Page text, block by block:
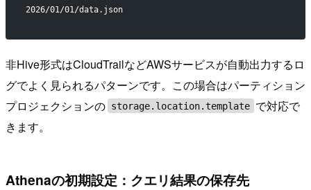
2026/01/01/data.json
非Hive形式はCloudTrailなどAWSサービスが自動出力するロ
グでよく見られるパターンです。この場合はパーティション
プロジェクションの storage.location.template で対応で
きます。
Athenaの初期設定：クエリ結果の保存先